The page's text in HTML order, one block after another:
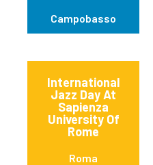
Campobasso
International
Jazz Day At
Sapienza
University Of
Rome
Roma